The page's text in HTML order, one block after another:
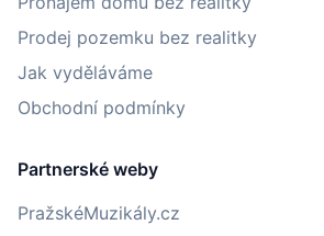
Prodej pozemku bez realitky
Jak vyděláváme
Obchodní podmínky
Partnerské weby
PražskéMuzikály.cz